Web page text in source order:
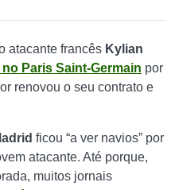
atacante francês Kylian
Paris Saint-Germain por
renovou o seu contrato e
ficou “a ver navios” por
atacante. Até porque,
muitos jornais